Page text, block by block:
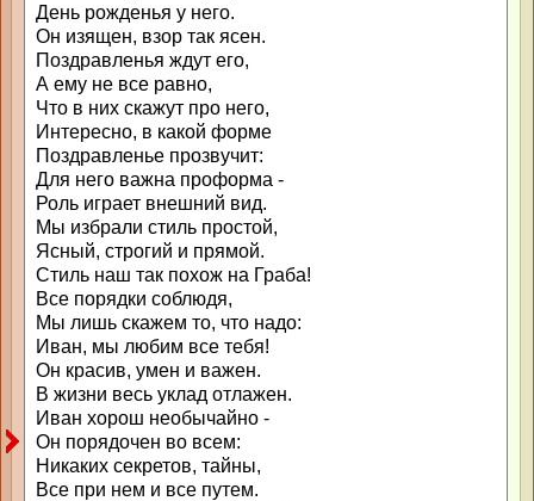
День рожденья у него.
Он изящен, взор так ясен.
Поздравленья ждут его,
А ему не все равно,
Что в них скажут про него,
Интересно, в какой форме
Поздравленье прозвучит:
Для него важна проформа -
Роль играет внешний вид.
Мы избрали стиль простой,
Ясный, строгий и прямой.
Стиль наш так похож на Граба!
Все порядки соблюдя,
Мы лишь скажем то, что надо:
Иван, мы любим все тебя!
Он красив, умен и важен.
В жизни весь уклад отлажен.
Иван хорош необычайно -
Он порядочен во всем:
Никаких секретов, тайны,
Все при нем и все путем.